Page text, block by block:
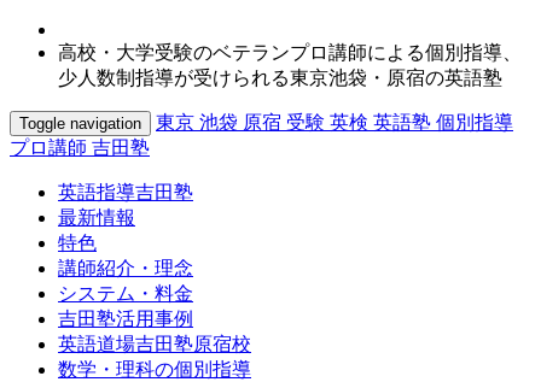
高校・大学受験のベテランプロ講師による個別指導、
少人数制指導が受けられる東京池袋・原宿の英語塾
Toggle navigation
東京 池袋 原宿 受験 英検 英語塾 個別指導
プロ講師 吉田塾
英語指導吉田塾
最新情報
特色
講師紹介・理念
システム・料金
吉田塾活用事例
英語道場吉田塾原宿校
数学・理科の個別指導